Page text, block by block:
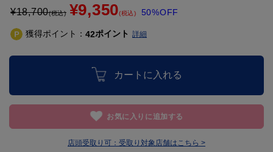
¥18,700(税込) ¥9,350(税込) 50%OFF
獲得ポイント： 42ポイント 詳細
カートに入れる
お気に入りに追加する
店頭受取り可： 受取り対象店舗はこちら >